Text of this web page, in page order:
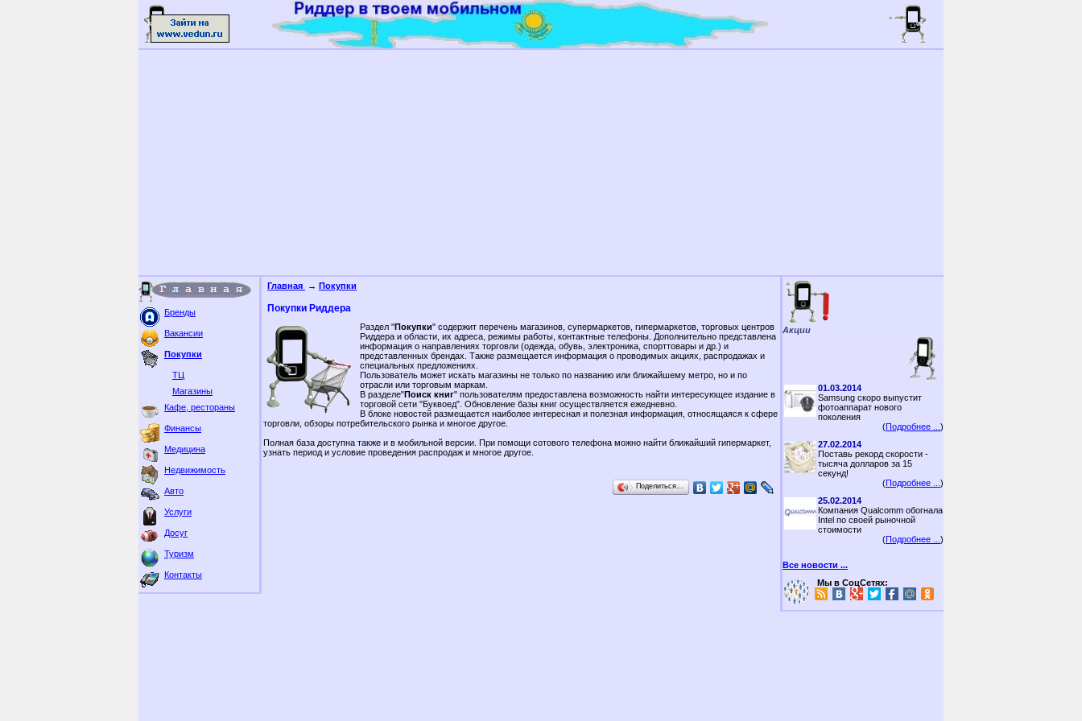
Бренды
Вакансии
Покупки
ТЦ
Магазины
Кафе, рестораны
Финансы
Медицина
Недвижимость
Авто
Услуги
Досуг
Туризм
Контакты
Главная → Покупки
Покупки Риддера
Раздел "Покупки" содержит перечень магазинов, супермаркетов, гипермаркетов, торговых центров
Риддера и области, их адреса, режимы работы, контактные телефоны. Дополнительно представлена
информация о направлениях торговли (одежда, обувь, электроника, спорттовары и др.) и
представленных брендах. Также размещается информация о проводимых акциях, распродажах и
специальных предложениях.
Пользователь может искать магазины не только по названию или ближайшему метро, но и по
отрасли или торговым маркам.
В разделе"Поиск книг" пользователям предоставлена возможность найти интересующее издание в
торговой сети "Буквоед". Обновление базы книг осуществляется ежедневно.
В блоке новостей размещается наиболее интересная и полезная информация, относящаяся к сфере
торговли, обзоры потребительского рынка и многое другое.
Полная база доступна также и в мобильной версии. При помощи сотового телефона можно найти ближайший гипермаркет,
узнать период и условие проведения распродаж и многое другое.
Поделиться…
Акции
01.03.2014
Samsung скоро выпустит
фотоаппарат нового
поколения
(Подробнее ... )
27.02.2014
Поставь рекорд скорости -
тысяча долларов за 15
секунд!
(Подробнее ... )
25.02.2014
Компания Qualcomm обогнала
Intel по своей рыночной
стоимости
(Подробнее ... )
Все новости ...
Мы в СоцСетях: